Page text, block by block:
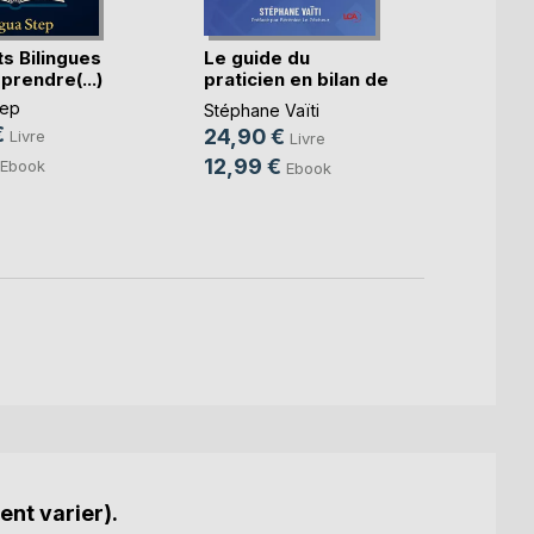
Bilingues
Livre
Ebook
Le guide du
praticien en bilan de
(...)
Stéphane Vaïti
24,90 € Livre
12,99 € Ebook
varier).